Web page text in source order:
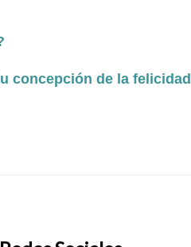
concepción de la felicidad